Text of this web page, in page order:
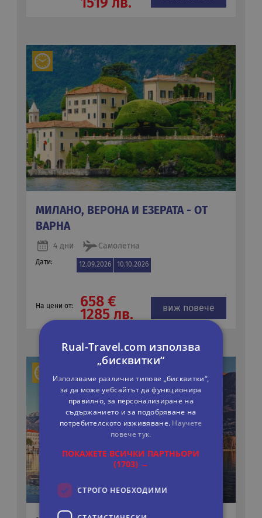
1519 лв.
МИЛАНО, ВЕРОНА И ЕЗЕРАТА - ОТ
ВАРНА
4 дни Самолетна
Дати: 12.09.2026 10.10.2026
На цени от:
658 €
1285 лв.
виж повече
Rual-Travel.com използва
„бисквитки“
Използваме различни типове „бисквитки“,
за да може уебсайтът да функционира
правилно, за персонализиране на
съдържанието и за подобряване на
потребителското изживяване. Научете
повече тук.
ПОКАЖЕТЕ ВСИЧКИ ПАРТНЬОРИ
(1703) →
СТРОГО НЕОБХОДИМИ